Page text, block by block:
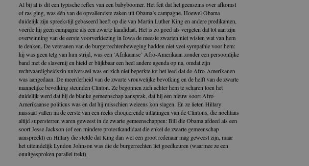
Al bij al is dit een typische reflex van een babyboomer. Het feit dat het geenszins over afkomst
of ras ging, was één van de opvallendste zaken uit Obama’s campagne. Hoewel Obama
duidelijk zijn spreekstijl gebaseerd heeft op die van Martin Luther King en andere predikanten,
voerde hij geen campagne als een zwarte kandidaat. Het is zo goed als vergeten dat tot aan zijn
overwinning van de eerste voorverkiezing in Iowa de meeste zwarten niet wisten wat van hem
te denken. De veteranen van de burgerrechtenbeweging hadden niet veel sympathie voor hem:
hij was geen telg van hun strijd, was een ‘Afrikaanse’ Afro-Amerikaan zonder een persoonlijke
band met de slavernij en hield er blijkbaar een heel andere agenda op na, omdat zijn
rechtvaardigheidszin universeel was en zich niet beperkte tot het leed dat de Afro-Amerikanen
was aangedaan. De meerderheid van de zwarte vrouwelijke bevolking en de helft van de zwarte
mannelijke bevolking steunden Clinton. Ze begonnen zich achter hem te scharen toen het
duidelijk werd dat hij de blanke gemeenschap aansprak, dat hij een nieuw soort Afro-
Amerikaanse politicus was en dat hij misschien weleens kon slagen. En ze lieten Hillary
massaal vallen na de eerste van een reeks choquerende uitlatingen van de Clintons, die nochtans
altijd supersterren waren geweest in de zwarte gemeenschappen: Bill die Obama afdeed als een
soort Jesse Jackson (of een mindere protestkandidaat die enkel de zwarte gemeenschap
aanspreekt) en Hillary die stelde dat King dan wel een groot redenaar mag geweest zijn, maar
het uiteindelijk Lyndon Johnson was die de burgerrechten liet goedkeuren (waarmee ze een
onuitgesproken parallel trekt).